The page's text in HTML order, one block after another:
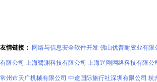
友情链接： 网络与信息安全软件开发 佛山优普耐胶业有限
有限公司 上海鹭渊科技有限公司 上海逞刚网络科技有限公
常州市天广机械有限公司 中途国际旅行社深圳有限公司 杭